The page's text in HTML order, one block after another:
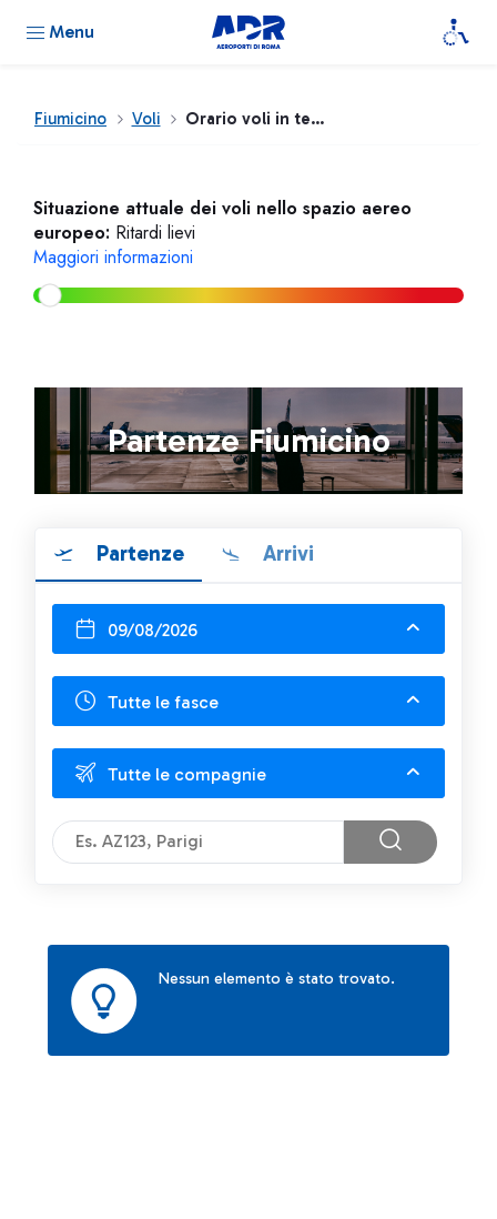
Menu
Fiumicino Voli Orario voli in tempo reale
Situazione attuale dei voli nello spazio aereo
europeo: Ritardi lievi
Maggiori informazioni
Partenze Fiumicino
Partenze Arrivi
09/08/2026
Tutte le fasce
Tutte le compagnie
Nessun elemento è stato trovato.